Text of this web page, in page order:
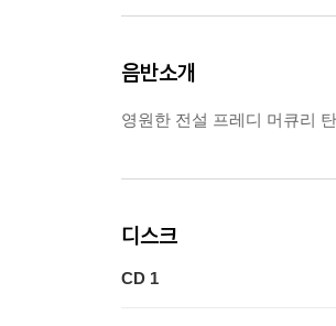
음반소개
영원한 전설 프레디 머큐리
디스크
CD 1